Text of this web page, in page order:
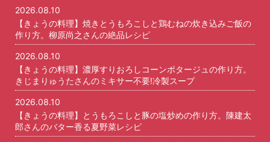
2026.08.10
【きょうの料理】焼きとうもろこしと鶏むねの炊き込みご飯の
作り方。柳原尚之さんの絶品レシピ
2026.08.10
【きょうの料理】濃厚すりおろしコーンポタージュの作り方。
きじまりゅうたさんのミキサー不要!冷製スープ
2026.08.10
【きょうの料理】とうもろこしと豚の塩炒めの作り方。陳建太
郎さんのバター香る夏野菜レシピ